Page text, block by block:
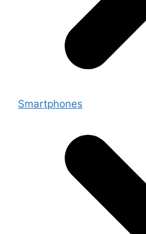
Smartphones